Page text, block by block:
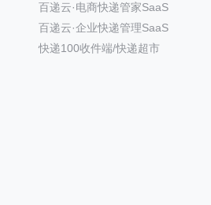
百递云·电商快递管家SaaS
百递云·企业快递管理SaaS
快递100收件端/快递超市